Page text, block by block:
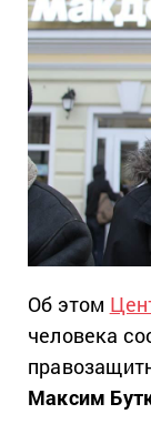
Об этом
человека
Максим